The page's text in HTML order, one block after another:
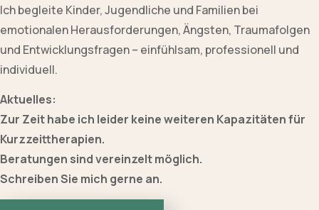
Ich begleite Kinder, Jugendliche und Familien bei
emotionalen Herausforderungen, Ängsten, Traumafolgen
und Entwicklungsfragen – einfühlsam, professionell und
individuell.
Aktuelles:
Zur Zeit habe ich leider keine weiteren Kapazitäten für
Kurzzeittherapien.
Beratungen sind vereinzelt möglich.
Schreiben Sie mich gerne an.